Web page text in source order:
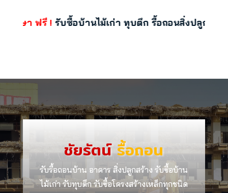
ษา ฟรี !รับซื้อบ้านไม้เก่า ทุบตึก รื้อถอนสิ่งปลูกสร้าง พ
ชัยรัตน์รื้อถอน
รับรื้อถอนบ้าน อาคาร สิ่งปลูกสร้าง รับซื้อบ้าน
ไม้เก่า รับทุบตึก รับซื้อโครงสร้างเหล็กทุกชนิด